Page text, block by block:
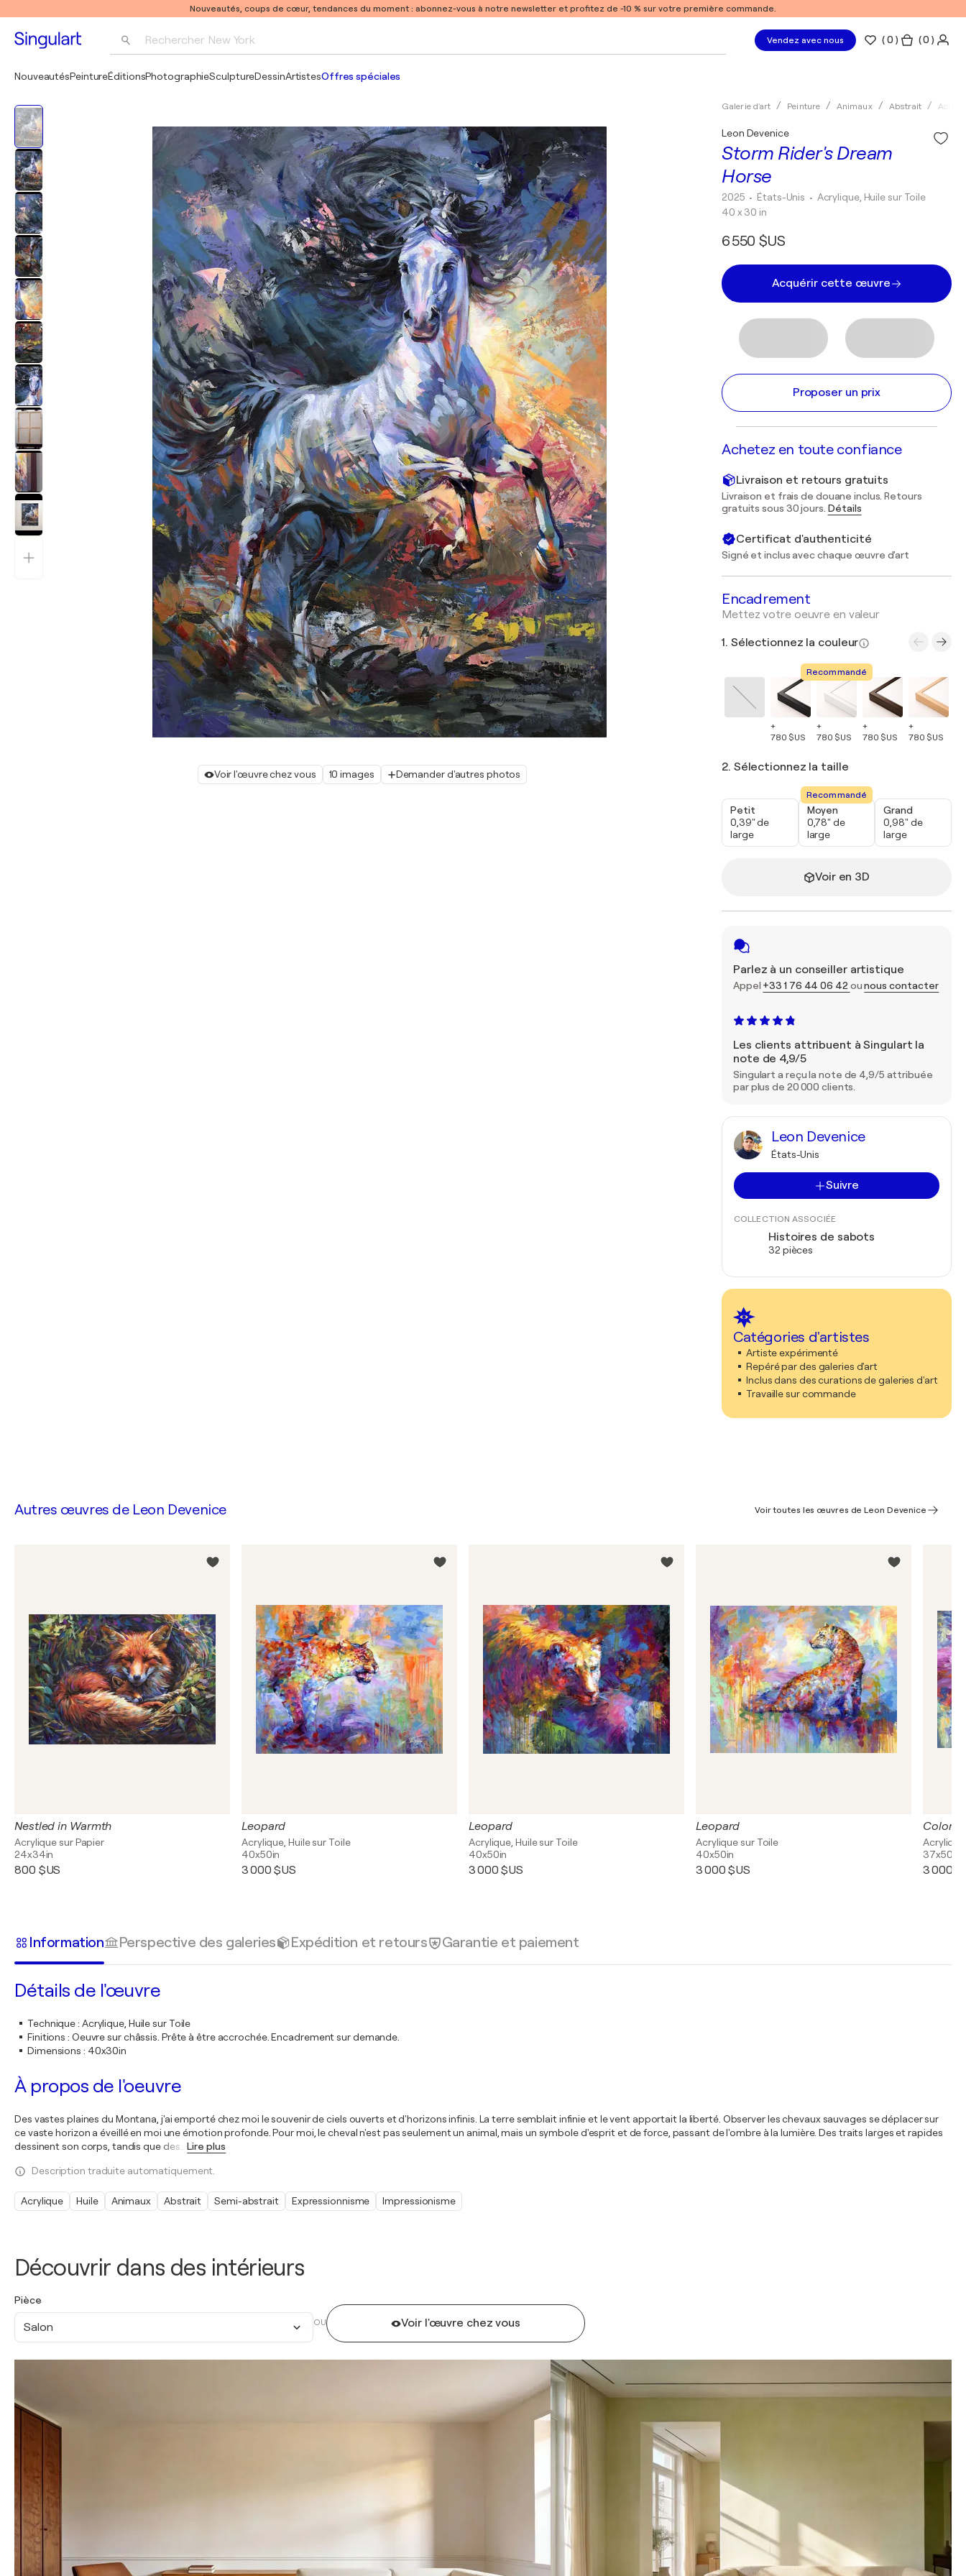
Nouveautés, coups de cœur, tendances du moment : abonnez-vous à notre newsletter et profitez de -10 % sur votre première commande.
Rechercher New York
Pablo Picasso
Vendez avec nous (0 ) ( 0 )
NouveautésPeintureÉditionsPhotographieSculptureDessinArtistesOffres spéciales
Voir l'œuvre chez vous 10 images Demander d'autres photos
Galerie d'art Peinture Animaux Abstrait
Storm Rider's Dream
Horse
Leon Devenice
2025 • États-Unis • Acrylique, Huile sur Toile
40 x 30 in
6 550 $US
Acquérir cette œuvre
Proposer un prix
Achetez en toute confiance
Livraison et retours gratuits
Livraison et frais de douane inclus. Retours
gratuits sous 30 jours. Détails
Certificat d'authenticité
Signé et inclus avec chaque œuvre d'art
Encadrement
Mettez votre oeuvre en valeur
1. Sélectionnez la couleur
+
780 $US
Recommandé
+
780 $US
+
780 $US
+
780 $US
2. Sélectionnez la taille
Petit
0,39" de
large
Recommandé
Moyen
0,78" de
large
Grand
0,98" de
large
Voir en 3D
Parlez à un conseiller artistique
Appel +33 1 76 44 06 42 ounous contacter
Les clients attribuent à Singulart la
note de 4,9/5
Singulart a reçu la note de 4,9/5 attribuée
par plus de 20 000 clients.
Leon Devenice
États-Unis
Suivre
COLLECTION ASSOCIÉE
Histoires de sabots
32 pièces
Catégories d'artistes
Artiste expérimenté
Repéré par des galeries d'art
Inclus dans des curations de galeries d'art
Travaille sur commande
Découvrir dans des intérieurs
Pièce
Salon OU Voir l'œuvre chez vous
Autres œuvres de Leon Devenice Voir toutes les œuvres de Leon Devenice
Nestled in Warmth
Acrylique sur Papier
24x34in
800 $US
Leopard
Acrylique, Huile sur Toile
40x50in
3 000 $US
Leopard
Acrylique, Huile sur Toile
40x50in
3 000 $US
Leopard
Acrylique sur Toile
40x50in
3 000 $US
37x50in
3 000
Information Perspective des galeries Expédition et retours Garantie et paiement
Détails de l'œuvre
Technique: Acrylique, Huile sur Toile
Finitions : Oeuvre sur châssis. Prête à être accrochée. Encadrement sur demande.
Dimensions : 40x30in
À propos de l'oeuvre
Des vastes plaines du Montana, j'ai emporté chez moi le souvenir de ciels ouverts et d'horizons infinis. La terre semblait infinie et le vent apportait la liberté. Observer les chevaux sauvages se déplacer sur
ce vaste horizon a éveillé en moi une émotion profonde. Pour moi, le cheval n'est pas seulement un animal, mais un symbole d'esprit et de force, passant de l'ombre à la lumière. Des traits larges et rapides
dessinent son corps, tandis que des
Lire plus
Description traduite automatiquement.
Acrylique Huile Animaux Abstrait Semi-abstrait Expressionnisme Impressionisme